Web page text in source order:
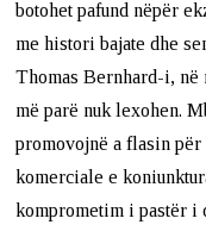
botohet pafund nëpër
me histori bajate dhe
Thomas Bernhard-i, në
më parë nuk lexohen.
promovojnë a flasin
komerciale e
komprometim i pastër